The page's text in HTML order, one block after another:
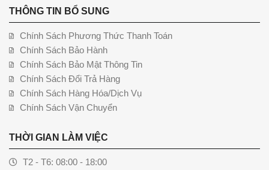
THÔNG TIN BỔ SUNG
Chính Sách Phương Thức Thanh Toán
Chính Sách Bảo Hành
Chính Sách Bảo Mật Thông Tin
Chính Sách Đổi Trả Hàng
Chính Sách Hàng Hóa/Dịch Vụ
Chính Sách Vận Chuyển
THỜI GIAN LÀM VIỆC
T2 - T6: 08:00 - 18:00